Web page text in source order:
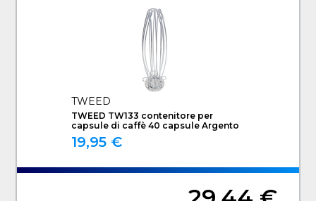
TWEED
TWEED TW133 contenitore per
capsule di caffè 40 capsule Argento
19,95 €